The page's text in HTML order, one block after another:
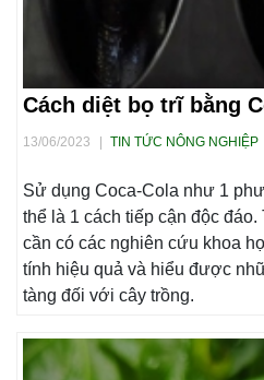
Cách diệt bọ trĩ bằng
13/06/2023 TIN TỨC NÔNG NGHIỆP
Sử dụng Coca-Cola như 1
thể là 1 cách tiếp cận độc
cần có các nghiên cứu khoa
tính hiệu quả và hiểu được
tàng đối với cây trồng.